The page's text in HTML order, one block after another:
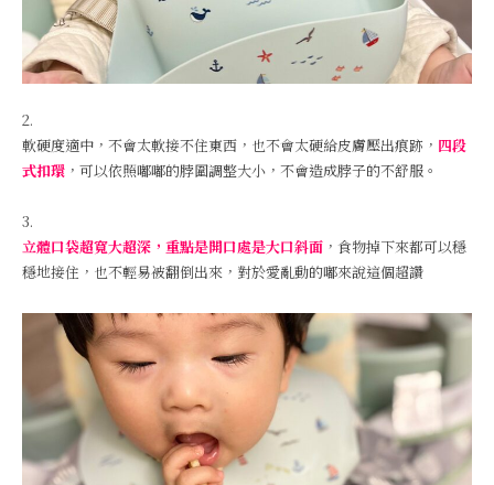
2.
軟硬度適中，不會太軟接不住東西，也不會太硬給皮膚壓出痕跡， 四段
式扣環 ，可以依照嘟嘟的脖圍調整大小，不會造成脖子的不舒服。
3.
立體口袋超寬大超深，重點是開口處是大口斜面 ，食物掉下來都可以穩
穩地接住，也不輕易被翻倒出來，對於愛亂動的嘟來說這個超讚